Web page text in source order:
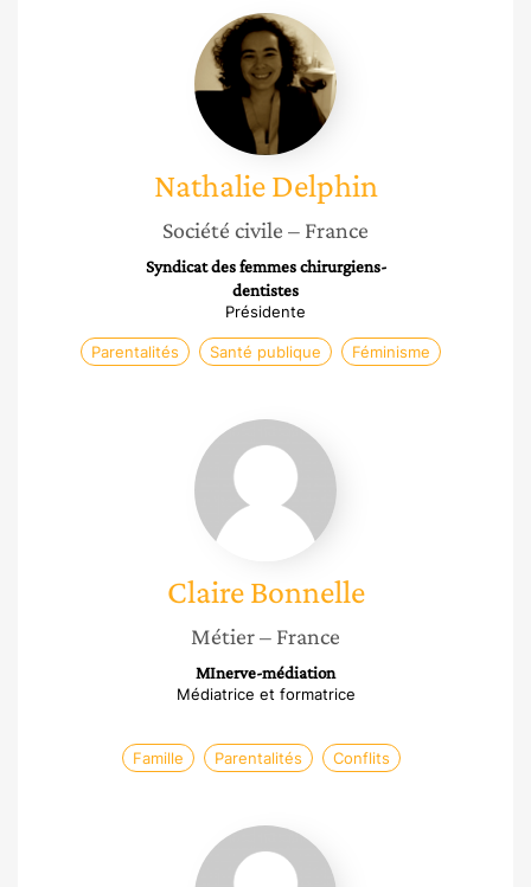
Nathalie
Delphin
Nathalie Delphin
Société civile – France
Syndicat des femmes chirurgiens-
dentistes
Présidente
Parentalités Santé publique Féminisme
Claire
Bonnelle
Claire Bonnelle
Métier– France
MInerve-médiation
Médiatrice et formatrice
Famille Parentalités Conflits
Claude
Didierjean-